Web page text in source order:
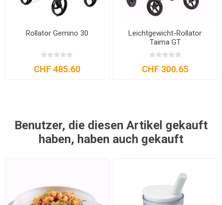
Rollator Gemino 30
CHF 485.60
Leichtgewicht-Rollator
Taima GT
CHF 300.65
Benutzer, die diesen Artikel gekauft
haben, haben auch gekauft